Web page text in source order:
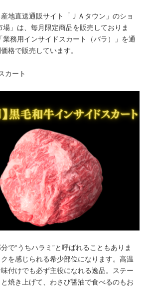
地直送通販サイト「ＪＡタウン」のショ
場」は、毎月限定商品を販売しておりま
務用インサイドスカート（バラ）」を通
格で販売しています。
カート
で“うちハラミ”と呼ばれることもありま
を感じられる希少部位になります。高温
付けでも必ず主役になれる逸品。ステー
焼き上げて、わさび醤油で食べるのもお